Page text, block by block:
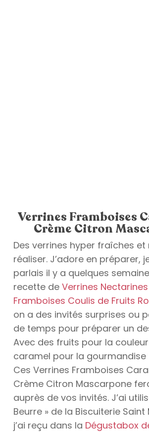
Verrines Framboises
Crème Citron
Des verrines hyper fraîches
réaliser. J’adore en préparer,
parlais il y a quelques
recette de Verrines
Framboises Coulis de Fruits
on a des invités surprises ou
de temps pour préparer un
Avec des fruits pour la
caramel pour la gourmandise
Ces Verrines Framboises
Crème Citron Mascarpone
auprès de vos invités. J’ai
Beurre » de la Biscuiterie Saint
j’ai reçu dans la Dégustabox